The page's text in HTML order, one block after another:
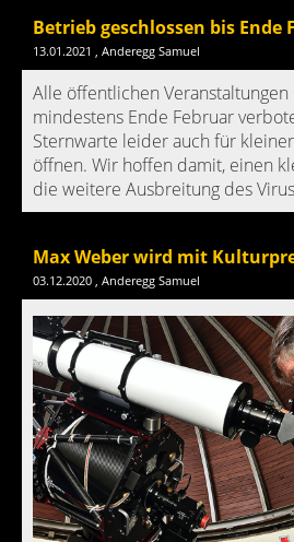
Betrieb geschlossen bis Ende
13.01.2021 , Anderegg Samuel
Alle öffentlichen
mindestens Ende Februar
Sternwarte leider auch für
öffnen. Wir hoffen damit, einen
die weitere Ausbreitung des
03.12.2020 , Anderegg Samuel